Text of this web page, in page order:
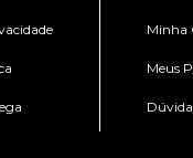
Minha
Meus